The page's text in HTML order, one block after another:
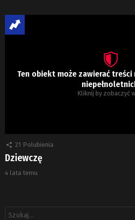
Ten obiekt może zawierać
Kliknij by zobaczyć
21 Polubienia
Dziewczę
4 lata temu